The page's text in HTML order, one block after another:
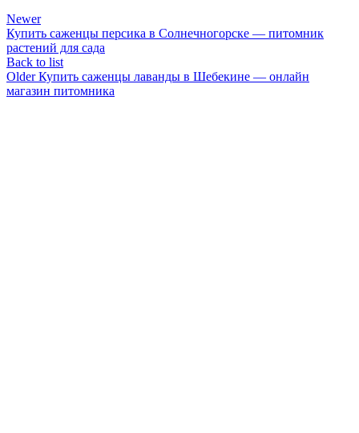
Newer
Купить саженцы персика в Солнечногорске — питомник
растений для сада
Back to list
Older Купить саженцы лаванды в Шебекине — онлайн
магазин питомника